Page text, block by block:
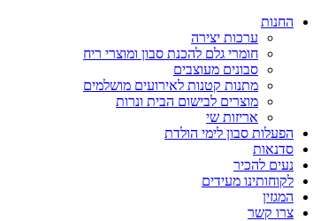
החנות
ערכות יצירה
חומרי גלם להכנת סבון ומוצרי ריח
סבונים מעוצבים
מתנות קטנות לאירועים מושלמים
מוצרים לבישום הבית ונרות
אריזות שי
הפעלות סבון לימי הולדת
סדנאות
נעים להכיר
לקוחותינו מעידים
המגזין
צרו קשר